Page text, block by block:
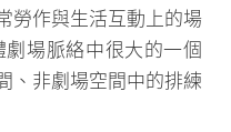
勞作與生活互動上的場
場脈絡中很大的一個
、非劇場空間中的排練